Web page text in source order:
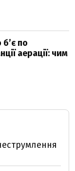
по
аерації: чим